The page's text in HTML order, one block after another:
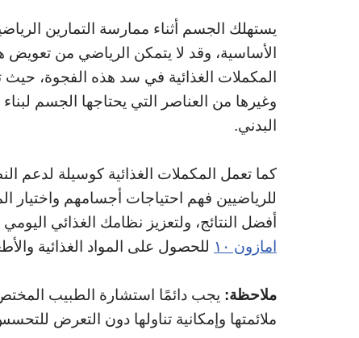
يستهلك الجسم أثناء ممارسة التمارين
الأساسية، وقد لا يتمكن الرياضي من تعويض
المكملات الغذائية في سد هذه الفجوة، حيث
وغيرها من العناصر التي يحتاجها الجسم
البدني.
كما تعمل المكملات الغذائية كوسيلة لدعم
للرياضيين فهم احتياجات أجسامهم
أفضل النتائج، ولتعزيز نظامك الغذائي
امازون ١٠
للحصول على المواد الغذائية
ملاحظة: يجب دائمًا استشارة الطبيب
ملائمتها وإمكانية تناولها دون التعرض